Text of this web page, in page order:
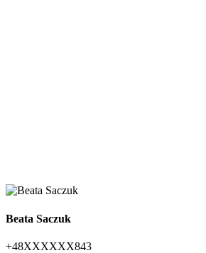
Beata Saczuk
+48XXXXXX843